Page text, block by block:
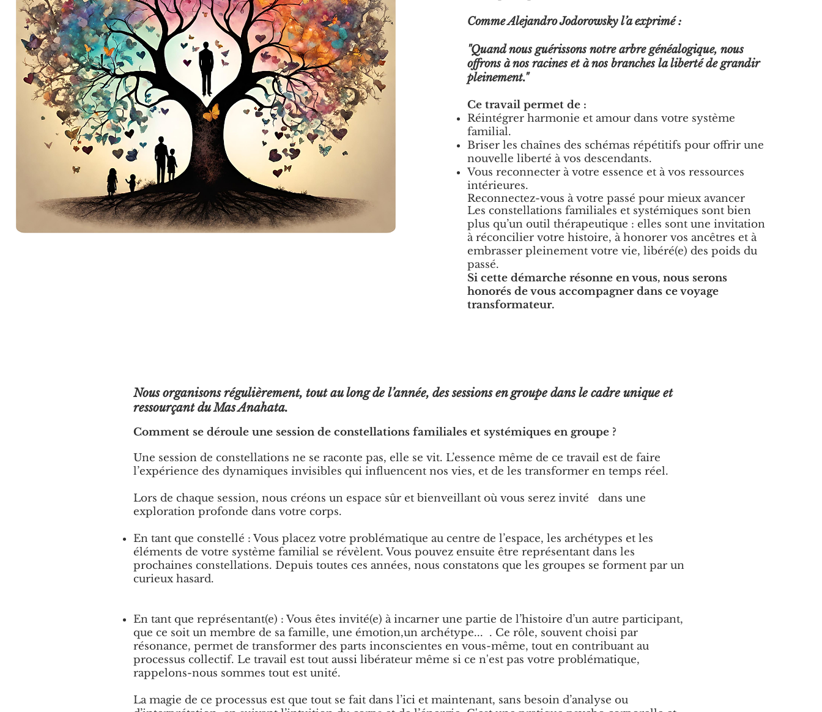
Comme Alejandro Jodorowsky l’a exprimé :
"Quand nous guérissons notre arbre généalogique, nous
offrons à nos racines et à nos branches la liberté de grandir
pleinement."
Ce travail permet de :
Réintégrer harmonie et amour dans votre système
familial.
Briser les chaînes des schémas répétitifs pour offrir une
nouvelle liberté à vos descendants.
Vous reconnecter à votre essence et à vos ressources
intérieures.
Reconnectez-vous à votre passé pour mieux avancer
Les constellations familiales et systémiques sont bien
plus qu’un outil thérapeutique : elles sont une invitation
à réconcilier votre histoire, à honorer vos ancêtres et à
embrasser pleinement votre vie, libéré(e) des poids du
passé.
Si cette démarche résonne en vous, nous serons
honorés de vous accompagner dans ce voyage
transformateur.
Nous organisons régulièrement, tout au long de l’année, des sessions en groupe dans le cadre unique et
ressourçant du Mas Anahata.
Comment se déroule une session de constellations familiales et systémiques en groupe ?
Une session de constellations ne se raconte pas, elle se vit. L’essence même de ce travail est de faire
l’expérience des dynamiques invisibles qui influencent nos vies, et de les transformer en temps réel.
Lors de chaque session, nous créons un espace sûr et bienveillant où vous serez invité dans une
exploration profonde dans votre corps.
En tant que constellé : Vous placez votre problématique au centre de l’espace, les archétypes et les
éléments de votre système familial se révèlent. Vous pouvez ensuite être représentant dans les
prochaines constellations. Depuis toutes ces années, nous constatons que les groupes se forment par un
curieux hasard.
En tant que représentant(e) : Vous êtes invité(e) à incarner une partie de l’histoire d’un autre participant,
que ce soit un membre de sa famille, une émotion,un archétype... . Ce rôle, souvent choisi par
résonance, permet de transformer des parts inconscientes en vous-même, tout en contribuant au
processus collectif. Le travail est tout aussi libérateur même si ce n'est pas votre problématique,
rappelons-nous sommes tout est unité.
La magie de ce processus est que tout se fait dans l’ici et maintenant, sans besoin d’analyse ou